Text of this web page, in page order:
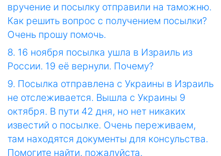
вручение и посылку отправили на таможню.
Как решить вопрос с получением посылки?
Очень прошу помочь.
8. 16 ноября посылка ушла в Израиль из
России. 19 её вернули. Почему?
9. Посылка отправлена с Украины в Израиль
не отслеживается. Вышла с Украины 9
октября. В пути 42 дня, но нет никаких
известий о посылке. Очень переживаем,
там находятся документы для консульства.
Помогите найти, пожалуйста.